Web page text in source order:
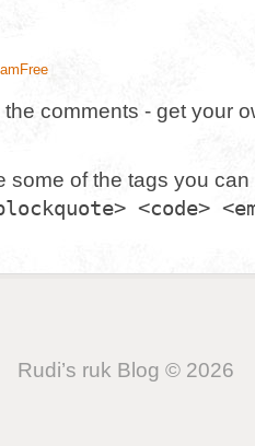
the comments - get your
some of the tags you
<code>
Rudi’s ruk Blog © 2026